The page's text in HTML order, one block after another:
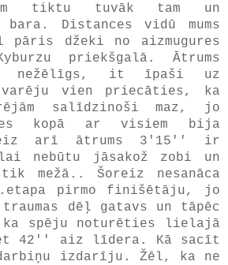
tiktu tuvāk tam un
Distances vidū mums
pāris džeki no aizmugures
priekšgalā. Ātrums
nežēlīgs, it īpaši uz
vien priecāties, ka
salīdzinoši maz, jo
kopā ar visiem bija
arī ātrums 3'15'' ir
nebūtu jāsakož zobi un
mežā.. Šoreiz nesanāca
pirmo finišētāju, jo
dēļ gatavs un tāpēc
ka spēju noturēties lielajā
42'' aiz līdera. Kā sacīt
izdarīju. Žēl, ka ne